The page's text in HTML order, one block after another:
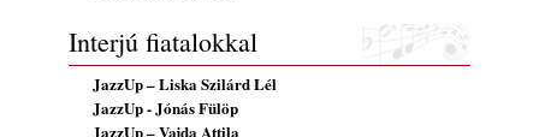
Interjú fiatalokkal
JazzUp – Liska Szilárd Lél
JazzUp - Jónás Fülöp
JazzUp – Vajda Attila